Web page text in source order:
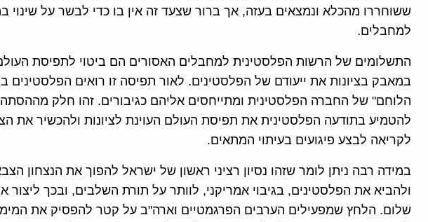
ששוחררו מהכלא ונמצאים בעזה, אך ברור שצעד זה אין בו כדי לבשר על שינוי
למחבלים.
התשלומים של הרשות הפלסטינית למחבלים האסורים הם ביטוי לתפיסת
במאבק בציונות את ייעודם של הפלסטינים. לאור תפיסה זו רואים
הלוחם" של החברה הפלסטינית ומתייחסים אליהם כגיבורים. זהו חלק
להטמיע בתודעה הפלסטינית את תפיסת העולם העוינת לציונות ולהכשיר את
לקריאה לבצע פיגועים בעיתוי המתאים.
ולהביא את הפלסטינים, בגיבוי אמריקני, לוותר על תורת השלבים, ובכך
שלום. הלחץ שמפעילים הערבים הפרגמטיים וארה"ב על קטר להפסיק את